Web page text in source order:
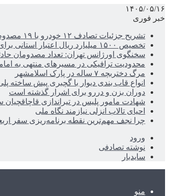
۱۴۰۵/۰۵/۱۶
خبر فوری
تشریح جزئیات تصادف ۱۲ خودرو با ۱۹ مصدوم
تخصیص ۱۵۰۰ میلیارد ریال اعتبار استانی برای ساماندهی بافت قدیم دزفول
سخنگوی اورژانس تهران: تعداد مصدومان حادثه
محدودیت ترافیکی در مسیرهای منتهی به
مرگ دختربچه ۷ ساله در پارک اسلامشهر
انواع قاب بندی دیوار با گچبری پیش
دوران بزن و دررو برای اشرار گذشته است
شهادت مامور پلیس در تیراندازی قاچاقچیان
احیای تالاب انزلی نیازمند نگاه ملی
چرا نجف مهم‌ترین نقطه برنامه‌ریزی سفر
ورود
نوشته تصادفی
سایدبار
منو